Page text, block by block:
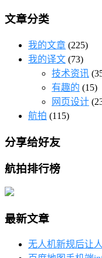
文章分类
我的文章 (225)
我的译文 (73)
技术资讯
有趣的 (15)
网页设计
航拍 (115)
分享给好友
航拍排行榜
最新文章
无人机新规后让